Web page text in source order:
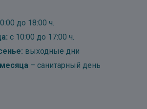
до 18:00 ч.
с 10:00 до 17:00 ч.
выходные дни
– санитарный день